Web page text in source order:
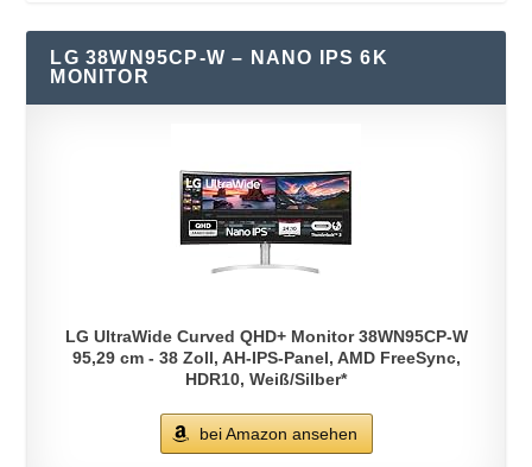
LG 38WN95CP-W – NANO IPS 6K
MONITOR
LG UltraWide Curved QHD+ Monitor 38WN95CP-W
95,29 cm - 38 Zoll, AH-IPS-Panel, AMD FreeSync,
HDR10, Weiß/Silber*
bei Amazon ansehen